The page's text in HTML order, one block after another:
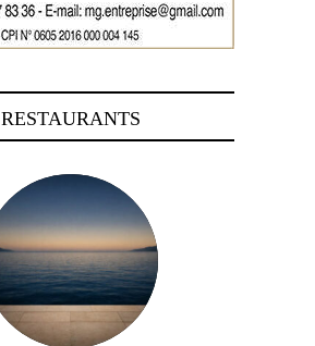
RESTAURANTS